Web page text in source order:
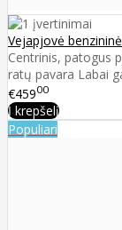
Vejapjovė
Centrinis, patogus
ratų pavara Labai
€45900
Į krepšelį
Populiari